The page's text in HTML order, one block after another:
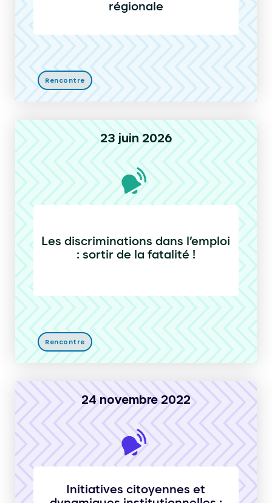
régionale
Rencontre
23 juin 2026
Les discriminations dans l’emploi
: sortir de la fatalité !
Rencontre
24 novembre 2022
Initiatives citoyennes et